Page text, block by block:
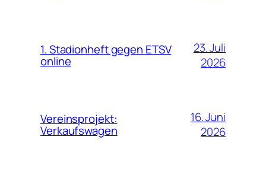
1. Stadionheft gegen ETSV
online
23. Juli
2026
Vereinsprojekt:
Verkaufswagen
16. Juni
2026